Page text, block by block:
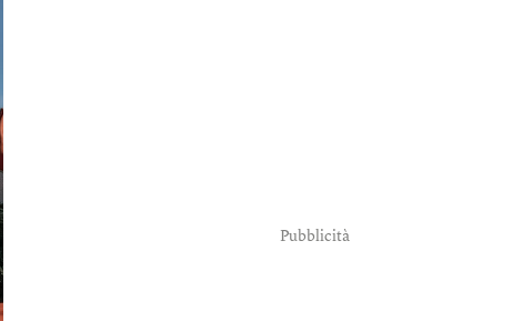
Pubblicità